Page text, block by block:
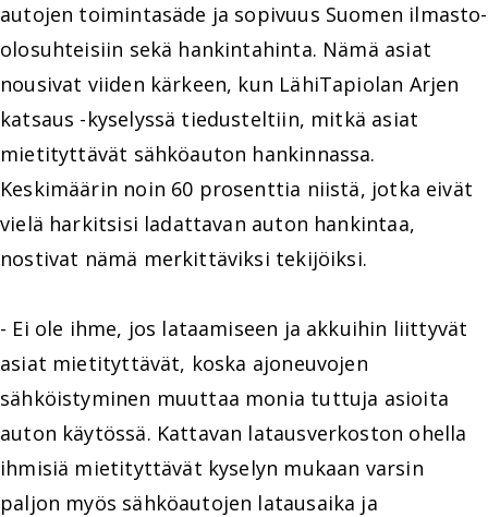
autojen toimintasäde ja sopivuus Suomen ilmasto-
olosuhteisiin sekä hankintahinta. Nämä asiat
nousivat viiden kärkeen, kun LähiTapiolan Arjen
katsaus -kyselyssä tiedusteltiin, mitkä asiat
mietityttävät sähköauton hankinnassa.
Keskimäärin noin 60 prosenttia niistä, jotka eivät
vielä harkitsisi ladattavan auton hankintaa,
nostivat nämä merkittäviksi tekijöiksi.
- Ei ole ihme, jos lataamiseen ja akkuihin liittyvät
asiat mietityttävät, koska ajoneuvojen
sähköistyminen muuttaa monia tuttuja asioita
auton käytössä. Kattavan latausverkoston ohella
ihmisiä mietityttävät kyselyn mukaan varsin
paljon myös sähköautojen latausaika ja